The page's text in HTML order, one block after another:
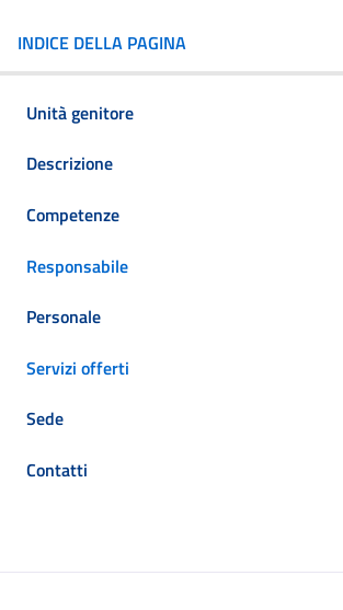
INDICE DELLA PAGINA
Unità genitore
Descrizione
Competenze
Responsabile
Personale
Servizi offerti
Sede
Contatti